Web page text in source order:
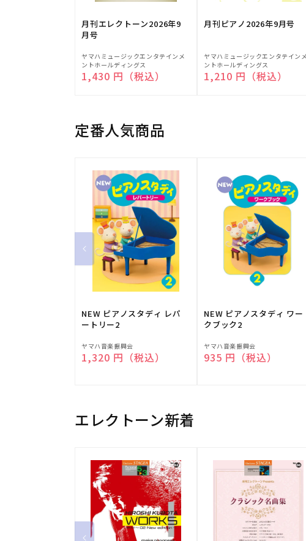
月刊エレクトーン2026年9
月号
販
売
元:
ヤマハミュージックエンタテインメ
ントホールディングス
通常価格
1,430 円（税込）
月刊ピアノ2026年9月号
販
売
元:
ヤマハミュージックエンタテインメ
ントホールディングス
通常価格
1,210 円（税込）
定番人気商品
NEW ピアノスタディ レパ
ートリー2
販
売
ヤマハ音楽振興会
通常価格
1,320 円（税込）
NEW ピアノスタディ ワー
クブック2
販
売
ヤマハ音楽振興会
通常価格
935 円（税込）
エレクトーン新着